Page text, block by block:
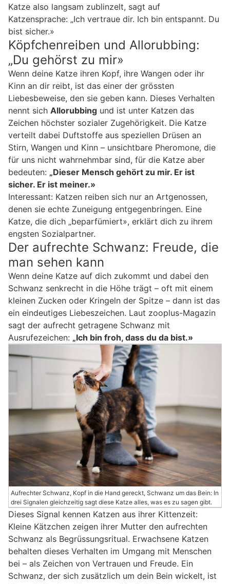
Katze also langsam zublinzelt, sagt auf
Katzensprache: „Ich vertraue dir. Ich bin entspannt. Du
bist sicher.»
Köpfchenreiben und Allorubbing:
„Du gehörst zu mir»
Wenn deine Katze ihren Kopf, ihre Wangen oder ihr
Kinn an dir reibt, ist das einer der grössten
Liebesbeweise, den sie geben kann. Dieses Verhalten
nennt sich Allorubbing und ist unter Katzen das
Zeichen höchster sozialer Zugehörigkeit. Die Katze
verteilt dabei Duftstoffe aus speziellen Drüsen an
Stirn, Wangen und Kinn – unsichtbare Pheromone, die
für uns nicht wahrnehmbar sind, für die Katze aber
bedeuten: „Dieser Mensch gehört zu mir. Er ist
sicher. Er ist meiner.»
Interessant: Katzen reiben sich nur an Artgenossen,
denen sie echte Zuneigung entgegenbringen. Eine
Katze, die dich „beparfümiert», erklärt dich zu ihrem
engsten Sozialpartner.
Der aufrechte Schwanz: Freude, die
man sehen kann
Wenn deine Katze auf dich zukommt und dabei den
Schwanz senkrecht in die Höhe trägt – oft mit einem
kleinen Zucken oder Kringeln der Spitze – dann ist das
ein eindeutiges Liebeszeichen. Laut zooplus-Magazin
sagt der aufrecht getragene Schwanz mit
Ausrufezeichen: „Ich bin froh, dass du da bist.»
Aufrechter Schwanz, Kopf in die Hand gereckt, Schwanz um das Bein: In
drei Signalen gleichzeitig sagt diese Katze alles, was es zu sagen gibt.
Dieses Signal kennen Katzen aus ihrer Kittenzeit:
Kleine Kätzchen zeigen ihrer Mutter den aufrechten
Schwanz als Begrüssungsritual. Erwachsene Katzen
behalten dieses Verhalten im Umgang mit Menschen
bei – als Zeichen von Vertrauen und Freude. Ein
Schwanz, der sich zusätzlich um dein Bein wickelt, ist